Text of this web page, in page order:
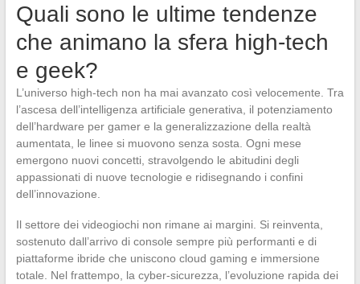
Quali sono le ultime tendenze
che animano la sfera high-tech
e geek?
L’universo high-tech non ha mai avanzato così velocemente. Tra
l’ascesa dell’intelligenza artificiale generativa, il potenziamento
dell’hardware per gamer e la generalizzazione della realtà
aumentata, le linee si muovono senza sosta. Ogni mese
emergono nuovi concetti, stravolgendo le abitudini degli
appassionati di nuove tecnologie e ridisegnando i confini
dell’innovazione.
Il settore dei videogiochi non rimane ai margini. Si reinventa,
sostenuto dall’arrivo di console sempre più performanti e di
piattaforme ibride che uniscono cloud gaming e immersione
totale. Nel frattempo, la cyber-sicurezza, l’evoluzione rapida dei